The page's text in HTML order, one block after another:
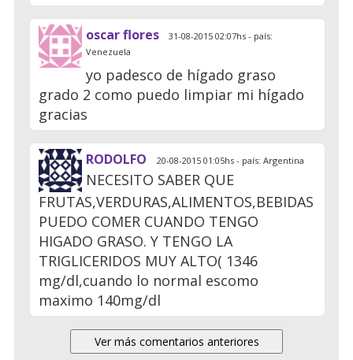
oscar flores 31-08-2015 02:07hs - país:
Venezuela
yo padesco de hígado graso
grado 2 como puedo limpiar mi hígado
gracias
RODOLFO 20-08-2015 01:05hs - país: Argentina
NECESITO SABER QUE
FRUTAS,VERDURAS,ALIMENTOS,BEBIDAS
PUEDO COMER CUANDO TENGO
HIGADO GRASO. Y TENGO LA
TRIGLICERIDOS MUY ALTO( 1346
mg/dl,cuando lo normal escomo
maximo 140mg/dl